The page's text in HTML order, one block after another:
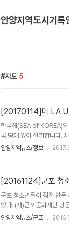
안양지역도시기록
지도 5
[20170114]미 LA
한국해(SEA of KOREA)
국 땅에 있어 신기합니다
California(USC) 웹사이트
http://
rm/
안양지역뉴스/정보
[20161124]군포 청
군포 청소년들이 직접 만
있다. (재)군포문화재단 당
네 G-버스 II;’에 참여한 청
안양지역뉴스/군포